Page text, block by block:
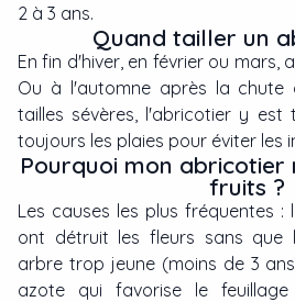
2 à 3 ans.
Quand tailler un
En fin d'hiver, en février ou mars,
Ou à l'automne après la chute
tailles sévères, l'abricotier y est
toujours les plaies pour éviter les
Pourquoi mon abricotier
fruits ?
Les causes les plus fréquentes :
ont détruit les fleurs sans que
arbre trop jeune (moins de 3
azote qui favorise le